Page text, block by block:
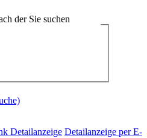
der Sie suchen
Detailanzeige Detailanzeige per E-